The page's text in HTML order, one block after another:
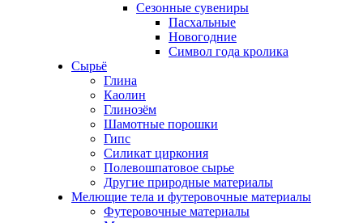
Сезонные сувениры
Пасхальные
Новогодние
Символ года кролика
Сырьё
Глина
Каолин
Глинозём
Шамотные порошки
Гипс
Силикат циркония
Полевошпатовое сырье
Другие природные материалы
Мелющие тела и футеровочные материалы
Футеровочные материалы